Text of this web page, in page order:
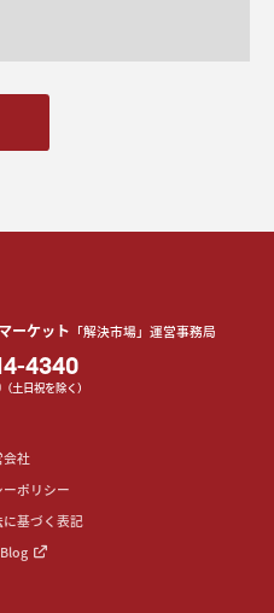
ーケット 「解決市場」運営事務局
4340
（土日祝を除く）
会社
ポリシー
基づく表記